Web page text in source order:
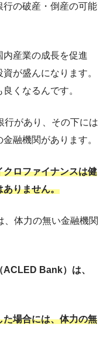
行の破産・倒産の可能
内産業の成長を促進
が盛んになります。
くなるんです。
行があり、その下には
融機関があります。
ロファイナンスは健
ありません。
、体力の無い金融機関
Bank）は、
場合には、体力の無